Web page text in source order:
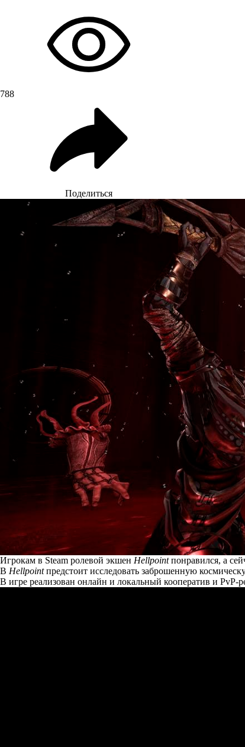
788
Поделиться
Игрокам в Steam ролевой экшен Hellpointпонравился, а
В Hellpointпредстоит исследовать заброшенную
В игре реализован онлайн и локальный кооператив и PvP-